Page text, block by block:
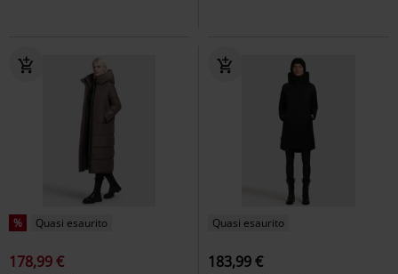
% Quasi esaurito
178,99 €
Quasi esaurito
183,99 €